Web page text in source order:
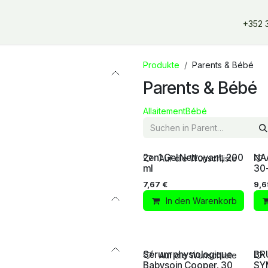
Unsere+352
Produkte Parents & Bébé
Parents & Bébé
AllaitementBébé
2en1 Gel Nettoyant, 200
ml
7,67 €
In den Warenkorb
Auf die Wunschliste
Sérum physiologique
Babysoin Cooper, 30
Auf die Wunschliste